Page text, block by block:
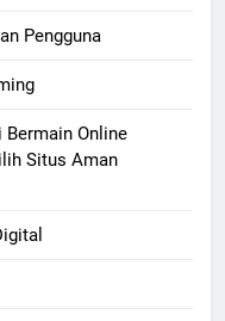
Pengguna
Bermain Online
Situs Aman